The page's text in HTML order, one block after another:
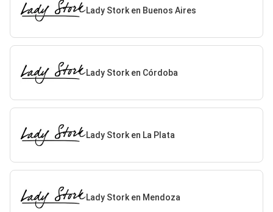
Lady Stork en Buenos Aires
Lady Stork en Córdoba
Lady Stork en La Plata
Lady Stork en Mendoza